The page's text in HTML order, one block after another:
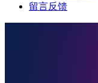
留言反馈